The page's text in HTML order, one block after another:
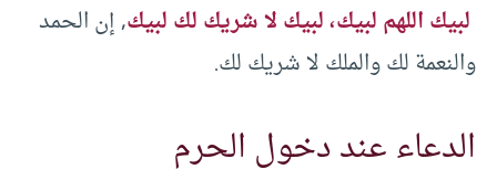
لبيك اللهم لبيك، لبيك لا شريك لك لبيك, إن الحمد
والنعمة لك والملك لا شريك لك.
الدعاء عند دخول الحرم